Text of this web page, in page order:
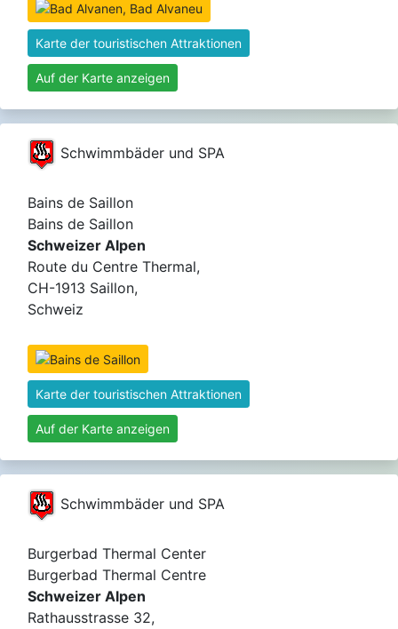
Karte der touristischen Attraktionen
Auf der Karte anzeigen
Schwimmbäder und SPA
Bains de Saillon
Bains de Saillon
Schweizer Alpen
Route du Centre Thermal,
CH-1913 Saillon,
Schweiz
Karte der touristischen Attraktionen
Auf der Karte anzeigen
Schwimmbäder und SPA
Burgerbad Thermal Center
Burgerbad Thermal Centre
Schweizer Alpen
Rathausstrasse 32,